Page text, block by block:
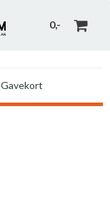
0,-
Gavekort